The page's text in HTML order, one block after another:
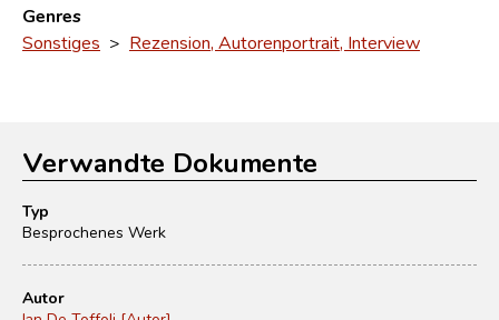
Genres
Sonstiges > Rezension, Autorenportrait, Interview
Verwandte Dokumente
Typ
Besprochenes Werk
Autor